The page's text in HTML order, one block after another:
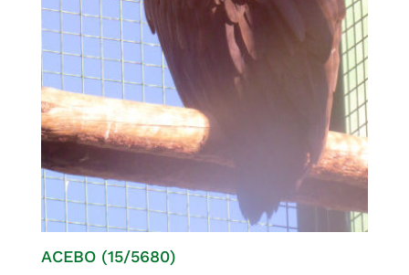
ACEBO (15/5680)